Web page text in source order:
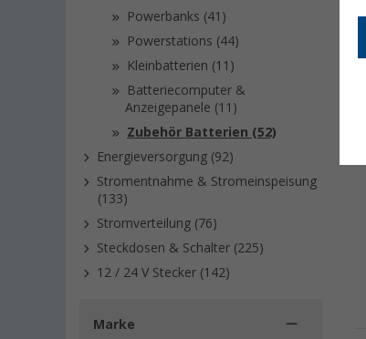
Powerbanks (41)
Powerstations (44)
Kleinbatterien (11)
Batteriecomputer &
Anzeigepanele (11)
Zubehör Batterien (52)
Energieversorgung (92)
Stromentnahme & Stromeinspeisung
(133)
Stromverteilung (76)
Steckdosen & Schalter (225)
12 / 24 V Stecker (142)
Marke